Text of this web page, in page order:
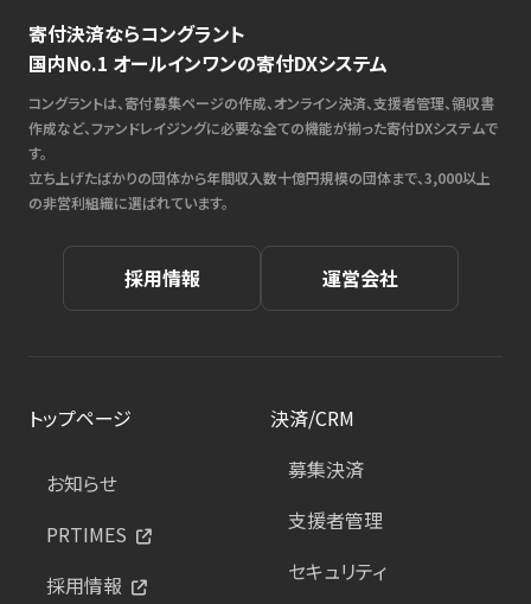
寄付決済ならコングラント
国内No.1 オールインワンの寄付DXシステム
コングラントは、寄付募集ページの作成、オンライン決済、支援者管理、領収書
作成など、ファンドレイジングに必要な全ての機能が揃った寄付DXシステムで
す。
立ち上げたばかりの団体から年間収入数十億円規模の団体まで、3,000以上
の非営利組織に選ばれています。
採用情報 運営会社
トップページ
お知らせ
PRTIMES
採用情報
決済/CRM
募集決済
支援者管理
セキュリティ